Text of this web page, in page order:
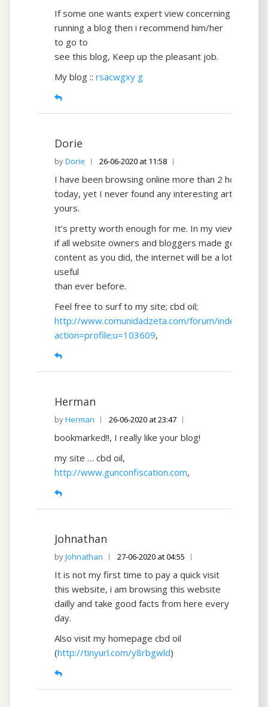
If some one wants expert view concerning
running a blog then i recommend him/her
to go to
see this blog, Keep up the pleasant job.
My blog :: rsacwgxy g
Dorie
Dorie 26-06-2020 at 11:58
I have been browsing online more than 2 hours
today, yet I never found any interesting article like
yours.
It’s pretty worth enough for me. In my view,
if all website owners and bloggers made good
content as you did, the internet will be a lot more
useful
than ever before.
Feel free to surf to my site; cbd oil;
http://www.comunidadzeta.com/forum/index.php?
action=profile;u=103609,
Herman
Herman 26-06-2020 at 23:47
bookmarked!!, I really like your blog!
my site … cbd oil,
http://www.gunconfiscation.com,
Johnathan
Johnathan 27-06-2020 at 04:55
It is not my first time to pay a quick visit
this website, i am browsing this website
dailly and take good facts from here every
day.
Also visit my homepage cbd oil
(http://tinyurl.com/y8rbgwld)